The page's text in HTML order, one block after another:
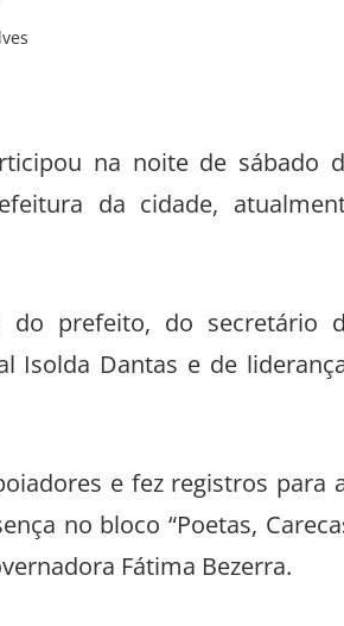
na noite de sábado
da cidade,
do prefeito, do secretário
Isolda Dantas e de
e fez registros para
no bloco “Poetas,
Fátima Bezerra.